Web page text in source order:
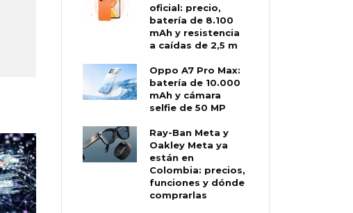
oficial: precio,
batería de 8.100
mAh y resistencia
a caídas de 2,5 m
Oppo A7 Pro Max:
batería de 10.000
mAh y cámara
selfie de 50 MP
Ray-Ban Meta y
Oakley Meta ya
están en
Colombia: precios,
funciones y dónde
comprarlas